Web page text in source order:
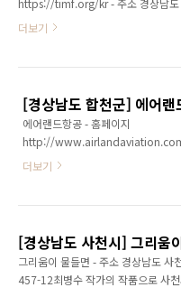
산 이름을 금산, 절 이름을 보리암으
금산의 정상에 자리 잡고 있는 보리
에 볼 수 있는 아름다운 절이다. 경
근의 쌍홍문이라는 바위굴은 금산..
https://timf.org/kr - 주소 경상남도
앙로 27 (도천동)세계적인 작곡가 윤
념전시관과 소공연장이 있다. 기념전
선생이 생전 독일 베를린에서 거주하
품 148종 412점이 전시되어 있다.
받은 훈장과 괴테 메달을 비롯해 사무
이 있으며, 사진 500여 점이 있다.윤
기능을 복합적으로 가진 에스파체..
더보기
[경상남도 합천군] 에어랜
에어랜드항공 - 홈페이지
http://
대표 010-2502-2676 - 주소 경상남
있다. 조종사를 꿈꾸는 학생들에게
을 심어줄 수 있는 곳이다. ※ 소개
안내 055-934-2670 - 쉬는날 매주
더보기
[경상남도 사천시] 그리움
그리움이 물들면 - 주소 경상남도 사
457-12최병수 작가의 작품으로 사